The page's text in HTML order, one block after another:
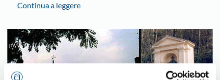
Continua a leggere